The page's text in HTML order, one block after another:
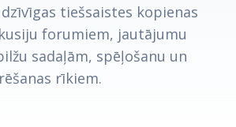
tiešsaistes kopienas
forumiem, jautājumu
sadaļām, spēļošanu un
rīkiem.